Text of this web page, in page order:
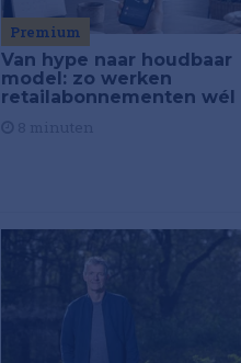
Premium
Van hype naar houdbaar
model: zo werken
retailabonnementen wél